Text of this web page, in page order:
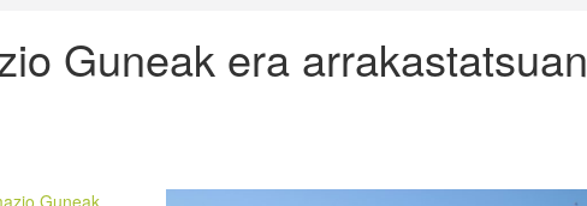
Guneak era arrakastatsuan
Guneak